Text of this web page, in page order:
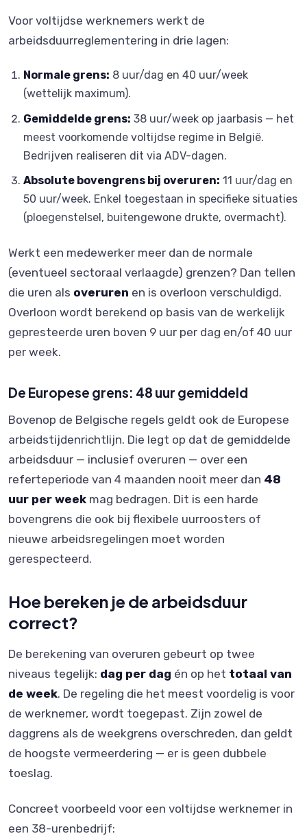
Voor voltijdse werknemers werkt de
arbeidsduurreglementering in drie lagen:
Normale grens: 8 uur/dag en 40 uur/week
(wettelijk maximum).
Gemiddelde grens: 38 uur/week op jaarbasis — het
meest voorkomende voltijdse regime in België.
Bedrijven realiseren dit via ADV-dagen.
Absolute bovengrens bij overuren: 11 uur/dag en
50 uur/week. Enkel toegestaan in specifieke situaties
(ploegenstelsel, buitengewone drukte, overmacht).
Werkt een medewerker meer dan de normale
(eventueel sectoraal verlaagde) grenzen? Dan tellen
die uren als overuren en is overloon verschuldigd.
Overloon wordt berekend op basis van de werkelijk
gepresteerde uren boven 9 uur per dag en/of 40 uur
per week.
De Europese grens: 48 uur gemiddeld
Bovenop de Belgische regels geldt ook de Europese
arbeidstijdenrichtlijn. Die legt op dat de gemiddelde
arbeidsduur — inclusief overuren — over een
referteperiode van 4 maanden nooit meer dan 48
uur per week mag bedragen. Dit is een harde
bovengrens die ook bij flexibele uurroosters of
nieuwe arbeidsregelingen moet worden
gerespecteerd.
Hoe bereken je de arbeidsduur
correct?
De berekening van overuren gebeurt op twee
niveaus tegelijk: dag per dag én op het totaal van
de week. De regeling die het meest voordelig is voor
de werknemer, wordt toegepast. Zijn zowel de
daggrens als de weekgrens overschreden, dan geldt
de hoogste vermeerdering — er is geen dubbele
toeslag.
Concreet voorbeeld voor een voltijdse werknemer in
een 38-urenbedrijf: